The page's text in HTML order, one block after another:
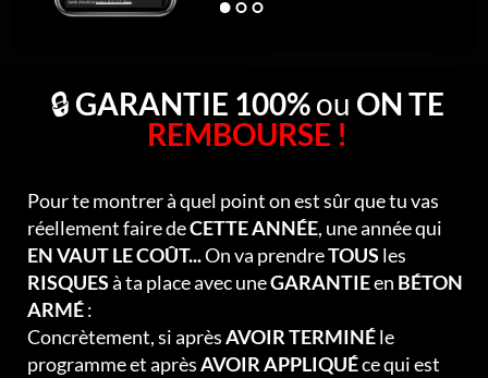
🔒GARANTIE 100%ou ON TE
REMBOURSE !
Pour te montrer à quel point on est sûr que tu vas
réellement faire deCETTE ANNÉE, une année qui
EN VAUT LE COÛT...On va prendreTOUS les
RISQUESà ta place avec uneGARANTIEen BÉTON
ARMÉ:
Concrètement, si aprèsAVOIR TERMINÉle
programme et aprèsAVOIR APPLIQUÉce qui est